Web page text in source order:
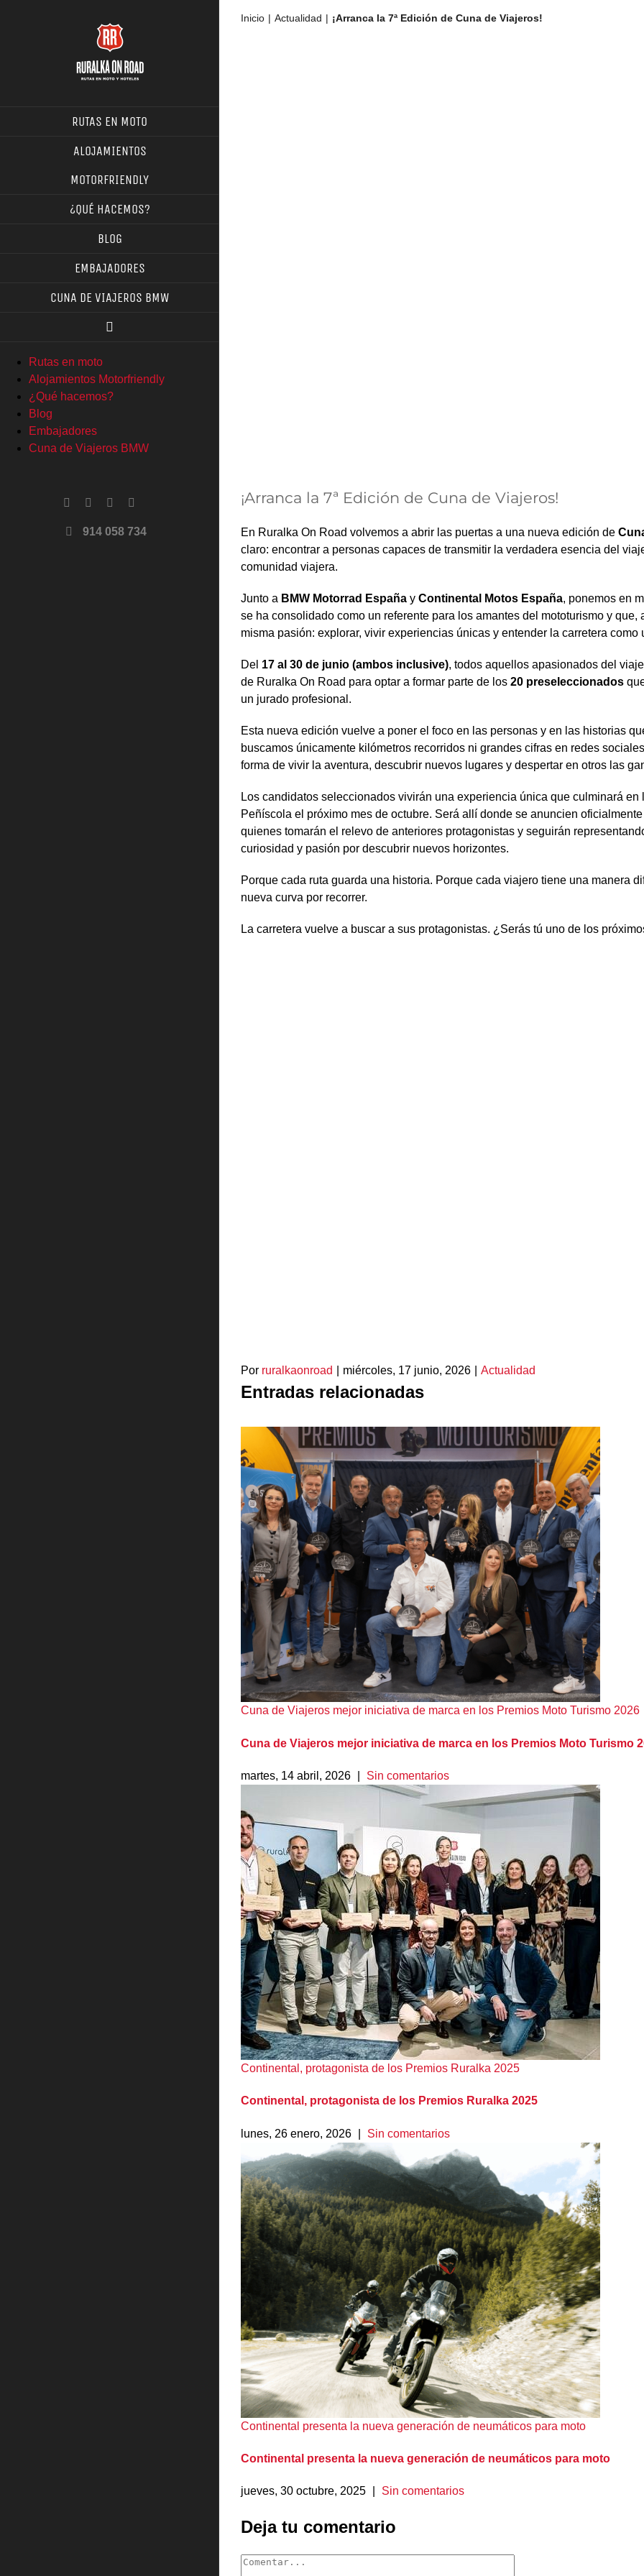
RUTAS EN MOTO
ALOJAMIENTOS
MOTORFRIENDLY
¿QUÉ HACEMOS?
BLOG
EMBAJADORES
CUNA DE VIAJEROS BMW
Rutas en moto
Alojamientos Motorfriendly
¿Qué hacemos?
Blog
Embajadores
Cuna de Viajeros BMW
Facebook YouTube
914 058 734
Inicio Actualidad ¡Arranca la 7ª Edición de Cuna de Viajeros!
¡Arranca la 7ª Edición de Cuna de Viajeros!
En Ruralka On Road volvemos a abrir las puertas a una nueva edición de
claro: encontrar a personas capaces de transmitir la verdadera esencia del
comunidad viajera.
Junto a BMW Motorrad Españay Continental Motos España, ponemos en
se ha consolidado como un referente para los amantes del mototurismo y
misma pasión: explorar, vivir experiencias únicas y entender la carretera
Del 17 al 30 de junio (ambos inclusive), todos aquellos apasionados del
de Ruralka On Road para optar a formar parte de los 20 preseleccionados
un jurado profesional.
Esta nueva edición vuelve a poner el foco en las personas y en las historias
buscamos únicamente kilómetros recorridos ni grandes cifras en redes
forma de vivir la aventura, descubrir nuevos lugares y despertar en otros las
Los candidatos seleccionados vivirán una experiencia única que culminará en
Peñíscola el próximo mes de octubre. Será allí donde se anuncien
quienes tomarán el relevo de anteriores protagonistas y seguirán
curiosidad y pasión por descubrir nuevos horizontes.
Porque cada ruta guarda una historia. Porque cada viajero tiene una manera
nueva curva por recorrer.
La carretera vuelve a buscar a sus protagonistas. ¿Serás tú uno de los
Por ruralkaonroad miércoles, 17 junio, 2026 Actualidad
Entradas relacionadas
Cuna de Viajeros mejor iniciativa de marca en los Premios Moto Turismo 2026
Cuna de Viajeros mejor iniciativa de marca en los Premios Moto Turismo
martes, 14 abril, 2026 Sin comentarios
Continental, protagonista de los Premios Ruralka 2025
Continental, protagonista de los Premios Ruralka 2025
lunes, 26 enero, 2026 Sin comentarios
Continental presenta la nueva generación de neumáticos para moto
Continental presenta la nueva generación de neumáticos para moto
jueves, 30 octubre, 2025 Sin comentarios
Deja tu comentario
Comentar